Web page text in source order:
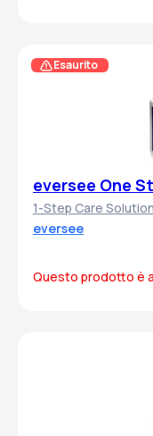
eversee One
1-Step Care
eversee
Questo prodotto è
Esaurito